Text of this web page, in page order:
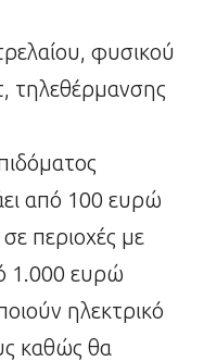
φυσικού
τηλεθέρμανσης
από 100 ευρώ
περιοχές με
1.000 ευρώ
ηλεκτρικό
καθώς θα